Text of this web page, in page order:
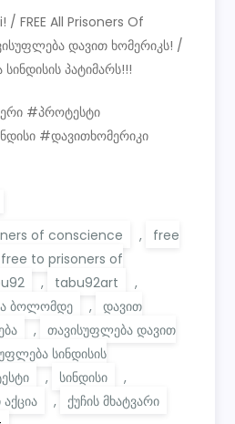
/ FREE All Prisoners Of
დავით ხომერიკს! /
პატიმარს!!!
#პროტესტი
#დავითხომერიკი
of conscience ,
free
free to prisoners of
, tabu92art
,
ბოლომდე ,
დავით
,
თავისუფლება დავით
სინდისის
, სინდისი
,
აქცია ,
ქუჩის მხატვარი